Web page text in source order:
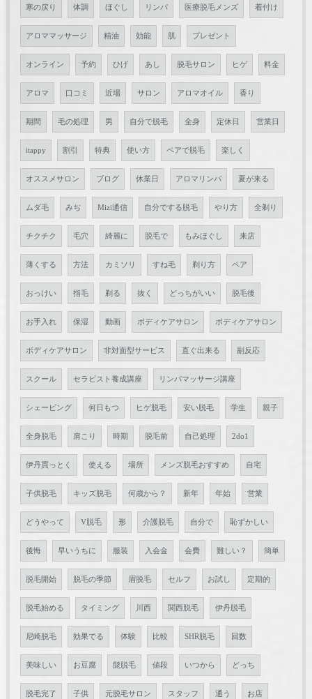
寒の戻り 体調 ほぐし リンパ 医療脱毛メンズ 着付け
アロママッサージ 精油 効能 肌 プレゼント
オンライン 予約 ひげ あし 脱毛サロン ヒゲ 料金
アロマ 口コミ 近場 サロン アロマオイル 香り
期間 毛の処理 男 自分で脱毛 全身 定休日 営業日
itappy 割引 特典 使い方 ペアで脱毛 楽しく
オススメサロン ブログ 休業日 アロマリンパ 夏が来る
ムダ毛 みぢ Mizi通信 自分でする脱毛 やり方 全剃り
チクチク 毛穴 綺麗に 脱毛で もみほぐし 来店
薄くする 方法 カミソリ すね毛 剃り方 ペア
おっけい 指毛 剃る 抜く どっちがいい 脱毛後
お手入れ 保湿 動画 ボディケアサロン ボディケアサロン
ボディケアサロン 非対面型サービス 直ぐ出来る 副反応
スクール セラピスト養成講座 リンパマッサージ講座
シェービング 何日もつ ヒゲ脱毛 安い脱毛 学生 親子
全身脱毛 肩こり 時期 脱毛前 自己処理 2do1
伊丹買っとく 使える 場所 メンズ脱毛おすすめ 自宅
子供脱毛 キッズ脱毛 何歳から？ 新年 年始 営業
どうやって V脱毛 形 介護脱毛 自分で 恥ずかしい
後悔 早いうちに 服装 入会金 会費 難しい？ 簡単
脱毛開始 脱毛の季節 眉脱毛 セルフ お試し 定期的
脱毛始める タイミング 川西 関西脱毛 伊丹脱毛
尼崎脱毛 効果でる 体験 比較 SHR脱毛 回数
美味しい お豆腐 髭脱毛 値段 いつから どっち
脱毛完了 子供 元脱毛サロン スタッフ 通う お店